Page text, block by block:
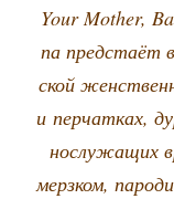
Your Mother,
па пред­ста­ёт
ской
и пер­чат­ках,
но­слу­жа­щих
мерз­ком,